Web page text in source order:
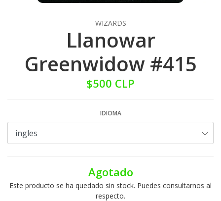
WIZARDS
Llanowar
Greenwidow #415
$500 CLP
IDIOMA
Agotado
Este producto se ha quedado sin stock. Puedes consultarnos al
respecto.